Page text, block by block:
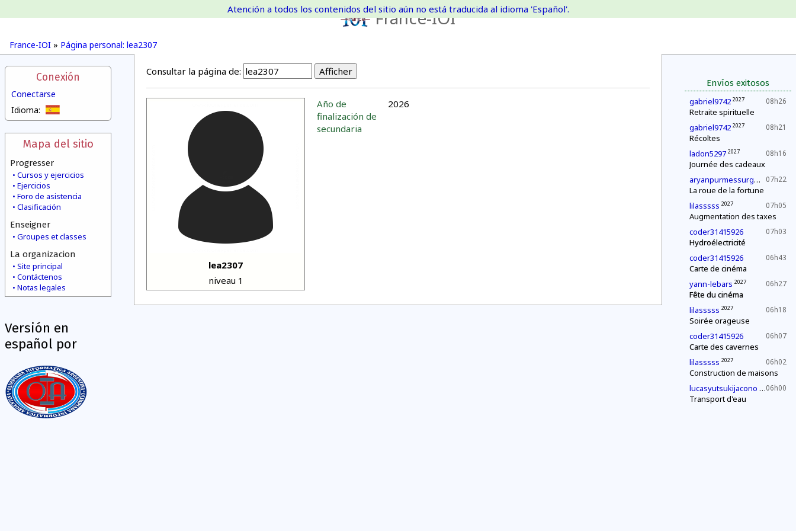
France-IOI
France-IOI » Página personal: lea2307
Atención a todos los contenidos del sitio aún no está traducida al idioma 'Español'.
Conexión
Conectarse
Idioma:
Mapa del sitio
Progresser
Cursos y ejercicios
Ejercicios
Foro de asistencia
Clasificación
Enseigner
Groupes et classes
La organizacion
Site principal
Contáctenos
Notas legales
Versión en
español por
Envíos exitosos
08h26
gabriel9742 2027
Retraite spirituelle
08h21
gabriel9742 2027
Récoltes
08h16
ladon5297 2027
Journée des cadeaux
07h22
aryanpurmessurgmailcom 2027
La roue de la fortune
07h05
lilasssss 2027
Augmentation des taxes
07h03
coder31415926
Hydroélectricité
06h43
coder31415926
Carte de cinéma
06h27
yann-lebars 2027
Fête du cinéma
06h18
lilasssss 2027
Soirée orageuse
06h07
coder31415926
Carte des cavernes
06h02
lilasssss 2027
Construction de maisons
06h00
lucasyutsukijacono 2030
Transport d'eau
Consultar la página de:
lea2307
niveau 1
Año de
finalización de
secundaria
2026